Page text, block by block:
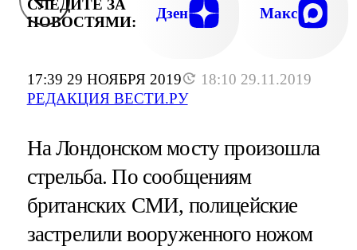
17:39 29 НОЯБРЯ 2019
18:10 29.11.2019
РЕДАКЦИЯ ВЕСТИ.РУ
СЛЕДИТЕ ЗА
НОВОСТЯМИ:
Дзен Макс
На Лондонском мосту произошла
стрельба. По сообщениям
британских СМИ, полицейские
застрелили вооруженного ножом